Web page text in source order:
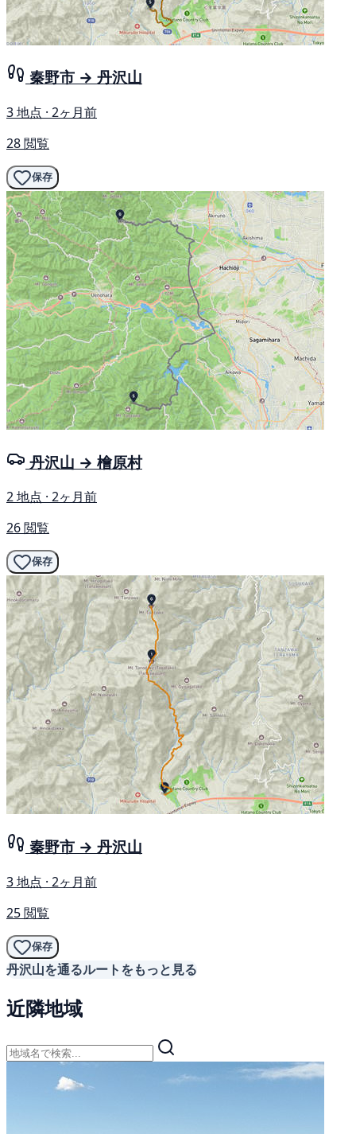
秦野市 → 丹沢山
3 地点 · 2ヶ月前
28 閲覧
保存
丹沢山 → 檜原村
2 地点 · 2ヶ月前
26 閲覧
保存
秦野市 → 丹沢山
3 地点 · 2ヶ月前
25 閲覧
保存
丹沢山を通るルートをもっと見る
近隣地域